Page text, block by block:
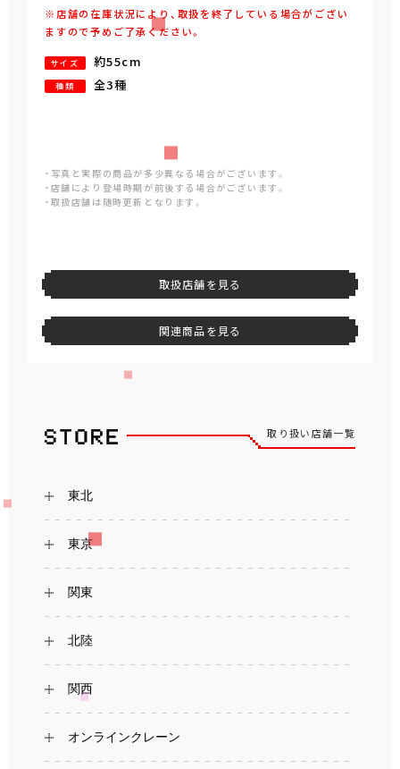
※店舗の在庫状況により、取扱を終了している場合がござい
ますので予めご了承ください。
サイズ 約55cm
種類 全3種
・写真と実際の商品が多少異なる場合がございます。
・店舗により登場時期が前後する場合がございます。
・取扱店舗は随時更新となります。
取扱店舗を見る
関連商品を見る
取り扱い店舗一覧
東北
東京
関東
北陸
関西
オンラインクレーン